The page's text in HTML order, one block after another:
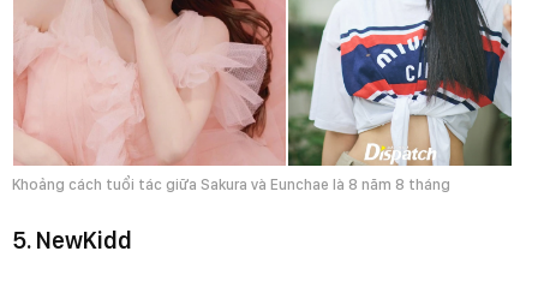
Khoảng cách tuổi tác giữa Sakura và Eunchae là 8 năm 8 tháng
5. NewKidd